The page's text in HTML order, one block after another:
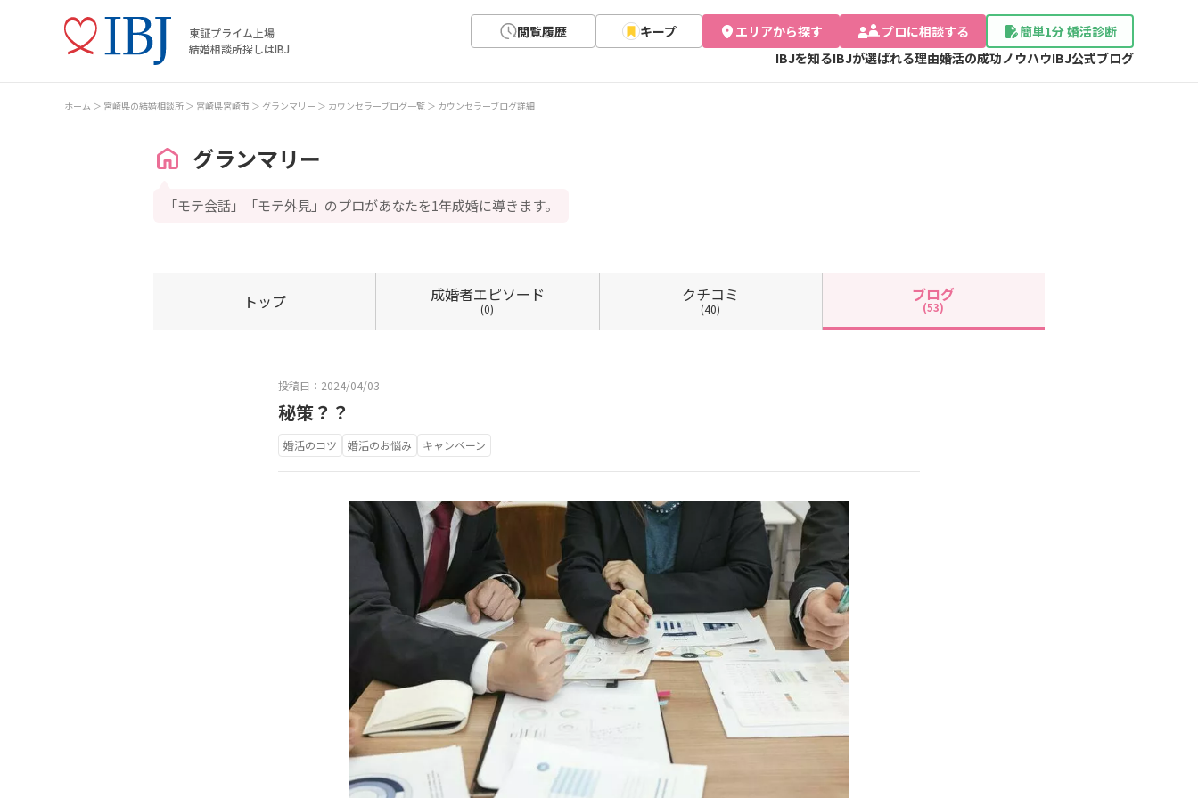
東証プライム上場
結婚相談所探しはIBJ
閲覧履歴 キープ エリアから探す プロに相談する
簡単1分 婚活診断
IBJを知るIBJが選ばれる理由婚活の成功ノウハウIBJ公式ブログ
ホーム 宮崎県の結婚相談所 宮崎県宮崎市 グランマリー カウンセラーブログ一覧 カウンセラーブログ詳細
グランマリー
「モテ会話」「モテ外見」のプロがあなたを1年成婚に導きます。
トップ 成婚者エピソード
(0)
クチコミ
(40)
ブログ
(53)
投稿日：2024/04/03
秘策？？
婚活のコツ 婚活のお悩み キャンペーン